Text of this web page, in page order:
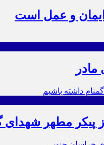
و عمل است
پیکر مطهر شهدای